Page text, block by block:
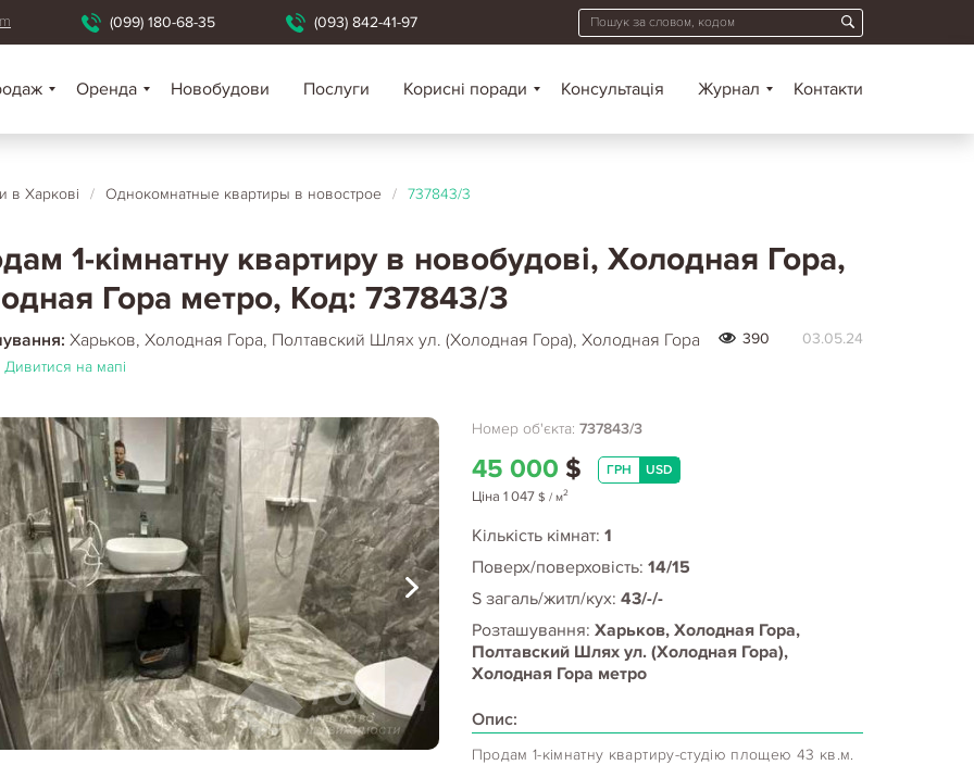
(099) 180-68-35 (093) 842-41-97
Оренда Новобудови Послуги Корисні поради Консультація Журнал Контакти
в Харкові / Однокомнатные квартиры в новострое / 737843/3
1-кімнатну квартиру в новобудові, Холодная Гора,
Гора метро, Код: 737843/3
Харьков, Холодная Гора, Полтавский Шлях ул. (Холодная Гора), Холодная Гора
Дивитися на мапі
390 03.05.24
Номер об'єкта: 737843/3
45 000 $ ГРН USD
Ціна 1 047 $ / м2
Кількість кімнат: 1
Поверх/поверховість: 14/15
S загаль/житл/кух: 43/-/-
Розташування: Харьков, Холодная Гора,
Полтавский Шлях ул. (Холодная Гора),
Холодная Гора метро
Опис:
Продам 1-кімнатну квартиру-студію площею 43 кв.м.